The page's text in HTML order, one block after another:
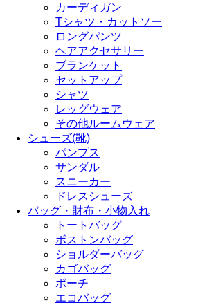
カーディガン
Tシャツ・カットソー
ロングパンツ
ヘアアクセサリー
ブランケット
セットアップ
シャツ
レッグウェア
その他ルームウェア
シューズ(靴)
パンプス
サンダル
スニーカー
ドレスシューズ
バッグ・財布・小物入れ
トートバッグ
ボストンバッグ
ショルダーバッグ
カゴバッグ
ポーチ
エコバッグ